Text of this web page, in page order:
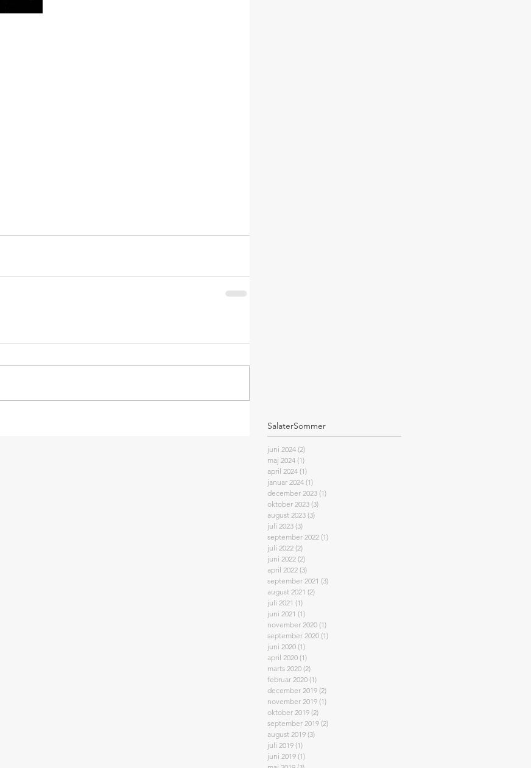
SalaterSommer
juni 2024 (2)
maj 2024 (1)
april 2024 (1)
januar 2024 (1)
december 2023 (1)
oktober 2023 (3)
august 2023 (3)
juli 2023 (3)
september 2022 (1)
juli 2022 (2)
juni 2022 (2)
april 2022 (3)
september 2021 (3)
august 2021 (2)
juli 2021 (1)
juni 2021 (1)
november 2020 (1)
september 2020 (1)
juni 2020 (1)
april 2020 (1)
marts 2020 (2)
februar 2020 (1)
december 2019 (2)
november 2019 (1)
oktober 2019 (2)
september 2019 (2)
august 2019 (3)
juli 2019 (1)
juni 2019 (1)